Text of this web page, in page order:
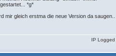
*g*
mir gleich erstma die neue Version da saugen..
IP Logged